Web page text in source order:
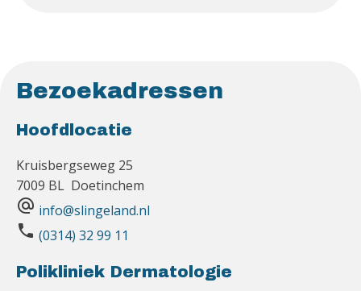
Bezoekadressen
Hoofdlocatie
Kruisbergseweg 25
7009 BL Doetinchem
alternate_email info@slingeland.nl
phone (0314) 32 99 11
Polikliniek Dermatologie